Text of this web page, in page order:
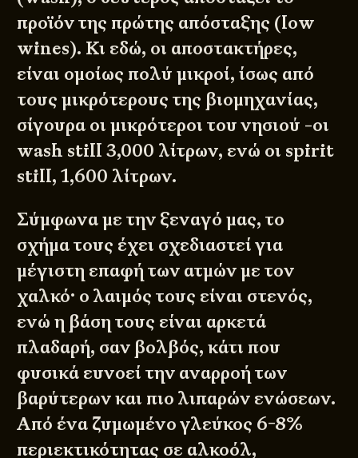
προϊόν της πρώτης απόσταξης (low
wines). Κι εδώ, οι αποστακτήρες,
είναι ομοίως πολύ μικροί, ίσως από
τους μικρότερους της βιομηχανίας,
σίγουρα οι μικρότεροι του νησιού -οι
wash still 3,000 λίτρων, ενώ οι spirit
still, 1,600 λίτρων.
Σύμφωνα με την ξεναγό μας, το
σχήμα τους έχει σχεδιαστεί για
μέγιστη επαφή των ατμών με τον
χαλκό· ο λαιμός τους είναι στενός,
ενώ η βάση τους είναι αρκετά
πλαδαρή, σαν βολβός, κάτι που
φυσικά ευνοεί την αναρροή των
βαρύτερων και πιο λιπαρών ενώσεων.
Από ένα ζυμωμένο γλεύκος 6-8%
περιεκτικότητας σε αλκοόλ,